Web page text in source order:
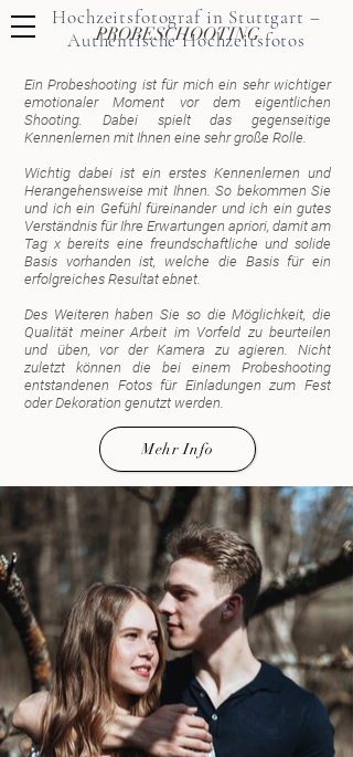
Hochzeitsfotograf in Stuttgart –
Authentische Hochzeitsfotos
PROBESCHOOTING
Ein Probeshooting ist für mich ein sehr wichtiger
emotionaler Moment vor dem eigentlichen
Shooting. Dabei spielt das gegenseitige
Kennenlernen mit Ihnen eine sehr große Rolle.
Wichtig dabei ist ein erstes Kennenlernen und
Herangehensweise mit Ihnen. So bekommen Sie
und ich ein Gefühl füreinander und ich ein gutes
Verständnis für Ihre Erwartungen apriori, damit am
Tag x bereits eine freundschaftliche und solide
Basis vorhanden ist, welche die Basis für ein
erfolgreiches Resultat ebnet.
Des Weiteren haben Sie so die Möglichkeit, die
Qualität meiner Arbeit im Vorfeld zu beurteilen
und üben, vor der Kamera zu agieren. Nicht
zuletzt können die bei einem Probeshooting
entstandenen Fotos für Einladungen zum Fest
oder Dekoration genutzt werden.
Mehr Info